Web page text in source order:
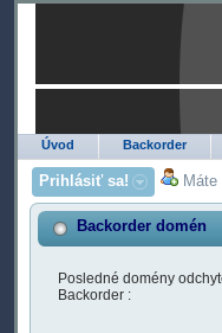
Úvod Backorder
Prihlásiť sa! Máte
Backorder domén
Posledné domény
Backorder :